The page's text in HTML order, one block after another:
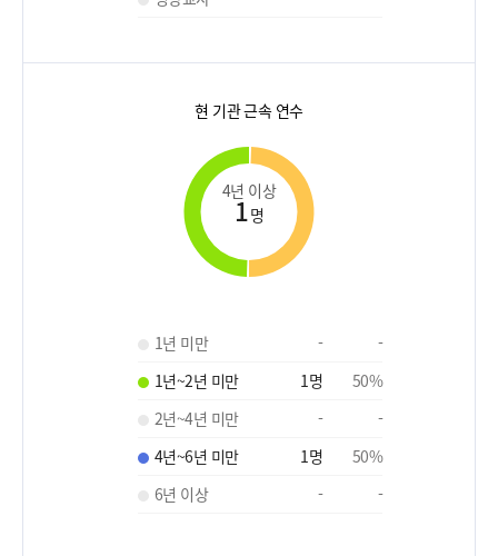
현 기관 근속 연수
4년 이상
1명
1년 미만 -
-
1년~2년 미만
1명 50%
2년~4년 미만
-
-
4년~6년 미만
1명 50%
6년 이상
- -